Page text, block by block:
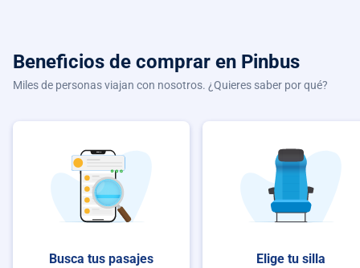
Beneficios de comprar en Pinbus
Miles de personas viajan con nosotros. ¿Quieres saber por qué?
Busca tus pasajes Elige tu silla